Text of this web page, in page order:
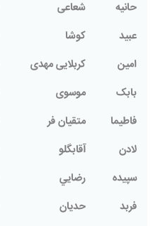
حانیه
شعاعی
عبید
کوشا
امین
کربلایی مهدی
بابک
موسوی
فاطیما
متقیان فر
لادن
آقابگلو
سپيده
رضايي
فربد
حدیان